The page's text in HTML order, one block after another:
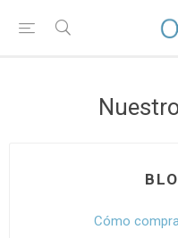
Cómo